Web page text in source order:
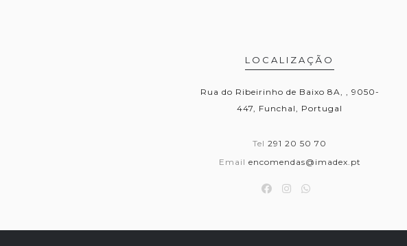
LOCALIZAÇÃO
Rua do Ribeirinho de Baixo 8A, , 9050-
447, Funchal, Portugal
Tel 291 20 50 70
Email encomendas@imadex.pt